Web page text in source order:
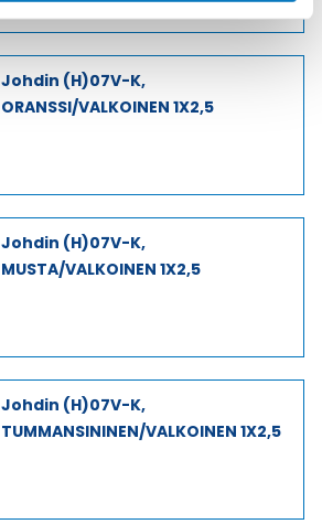
Johdin (H)07V-K,
ORANSSI/VALKOINEN 1X2,5
Johdin (H)07V-K,
MUSTA/VALKOINEN 1X2,5
Johdin (H)07V-K,
TUMMANSININEN/VALKOINEN 1X2,5